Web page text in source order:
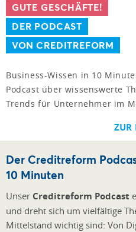
GUTE GESCHÄFTE!
DER PODCAST
VON CREDITREFORM
Business-Wissen in 10
Podcast über wissenswerte
Trends für Unternehmer im
ZUR
Der Creditreform
10 Minuten
Unser Creditreform Podcast
und dreht sich um vielfältige
Mittelstand wichtig sind: Von